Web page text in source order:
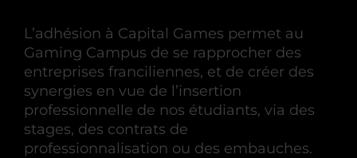
L’adhésion à Capital Games permet au
Gaming Campus de se rapprocher des
entreprises franciliennes, et de créer des
synergies en vue de l’insertion
professionnelle de nos étudiants, via des
stages, des contrats de
professionnalisation ou des embauches.